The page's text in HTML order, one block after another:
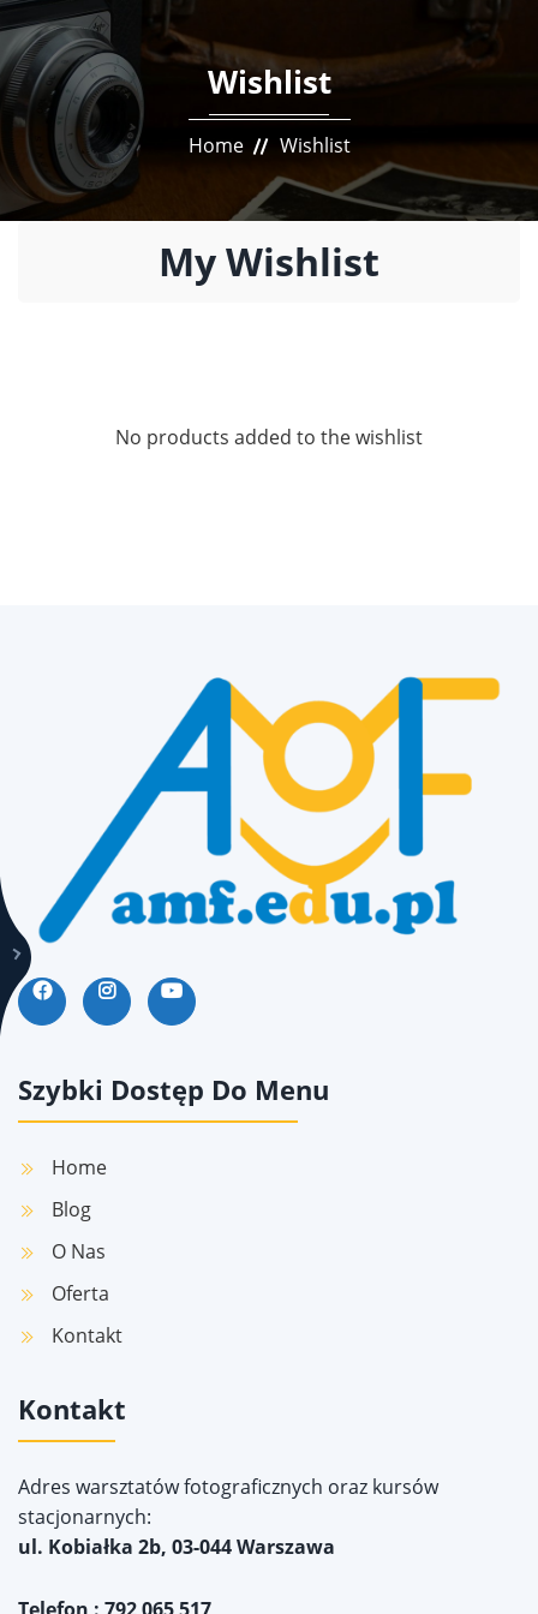
Wishlist
Home Wishlist
My Wishlist
No products added to the wishlist
Szybki Dostęp Do Menu
Home
Blog
O Nas
Oferta
Kontakt
Kontakt
Adres warsztatów fotograficznych oraz kursów
stacjonarnych:
ul. Kobiałka 2b, 03-044 Warszawa